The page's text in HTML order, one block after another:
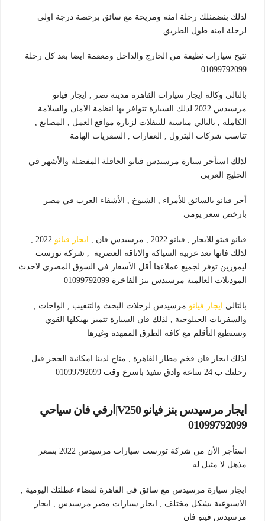
لذلك بنضمنلك رحلة امنه ومريحة مع سائق برخصة درجة اولي
لرحلة امنه طول الطريق
نتيح سيارات نظيفة من الخارج والداخل ومعقمة ايضا بعد كل رحلة
01099792099
بالتالي وكالة ايجار سيارات القاهرة مدينة نصر , ايجار فيانو
مرسيدس 2022 لذلك السيارة تتوافر بها انظمة الامان والسلامة
الكاملة , بالتالي مناسبة للتنقلات لزيارة مواقع العمل , المصانع ,
تناسب شركات البترول , العقارات , السفريات الهامة
لذلك استأجر سيارة مرسيدس فيانو الحافلة المفضلة والأشهر في
الخليج العربي
أجر فيانو بالسائق للأمراء , الشيوخ , الأشقاء العرب في مصر
بارخص سعر يومي
فيانو فيتو للايجار , فيانو 2022 , مرسيدس فان , ايجار فيانو
2022 ,
لذلك فانها تعد عربية السياكة والاناقة العصرية , شركة تورست
ليموزين توفر لجميع عملاءها أقل الأسعار في السوق المصري لاحدث
الموديلات العالمية مرسيدس بنز الفاخرة 01099792099
بالتالي ايجار فيانو مرسيدس لرحلات البحث والتنقيب , الواحات ,
والسفريات الجيلوجية , لذلك فان السيارة تتميز بهيكلها القوي
وتستطيع التأقلم مع كافة الطرق الممهدة وغيرها
لذلك ايجار فان فخم مطار القاهرة , متاح لدينا امكانية الحجز قبل
رحلتك ب 24 ساعة وادق تنفيذ باسرع وقت 01099792099
ايجار مرسيدس بنز فيانوV250| ارقي فان سياحي
01099792099
استأجر الأن من شركة تورست سيارات مرسيدس 2022 بسعر
مذهل لا مثيل له
ايجار سيارة مرسيدس مع سائق في القاهرة لقضاء عطلتك اليومية ,
الاسبوعية بشكل مختلف , ايجار سيارات مصر مرسيدس , ايجار
مرسيدس فيتو فان